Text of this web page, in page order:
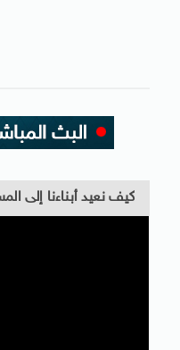
كيف نعيد أبناءنا إلى